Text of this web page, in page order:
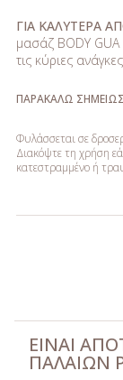
ΓΙΑ ΚΑΛΥΤΕΡΑ
μασάζ BODY
τις κύριες
ΠΑΡΑΚΑΛΩ
Φυλάσσεται σε
Διακόψτε τη χρήση
κατεστραμμένο ή
ΕΊΝΑΙ
ΠΑΛΑΙΏΝ